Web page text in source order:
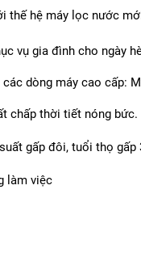
thế hệ máy lọc nước
vụ gia đình cho ngày
dòng máy cao cấp:
chấp thời tiết nóng bức.
gấp đôi, tuổi thọ gấp
làm việc